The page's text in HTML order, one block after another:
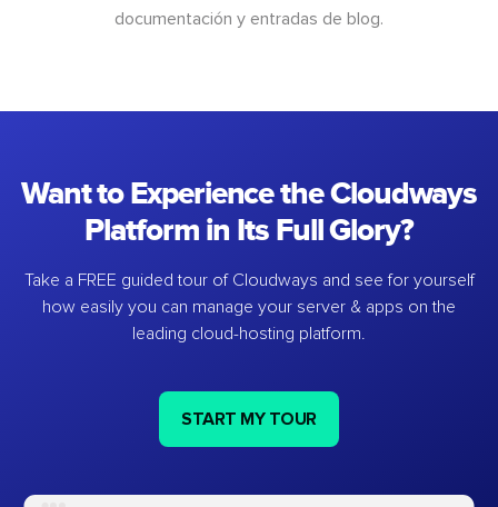
documentación y entradas de blog.
Want to Experience the Cloudways
Platform in Its Full Glory?
Take a FREE guided tour of Cloudways and see for yourself
how easily you can manage your server & apps on the
leading cloud-hosting platform.
START MY TOUR